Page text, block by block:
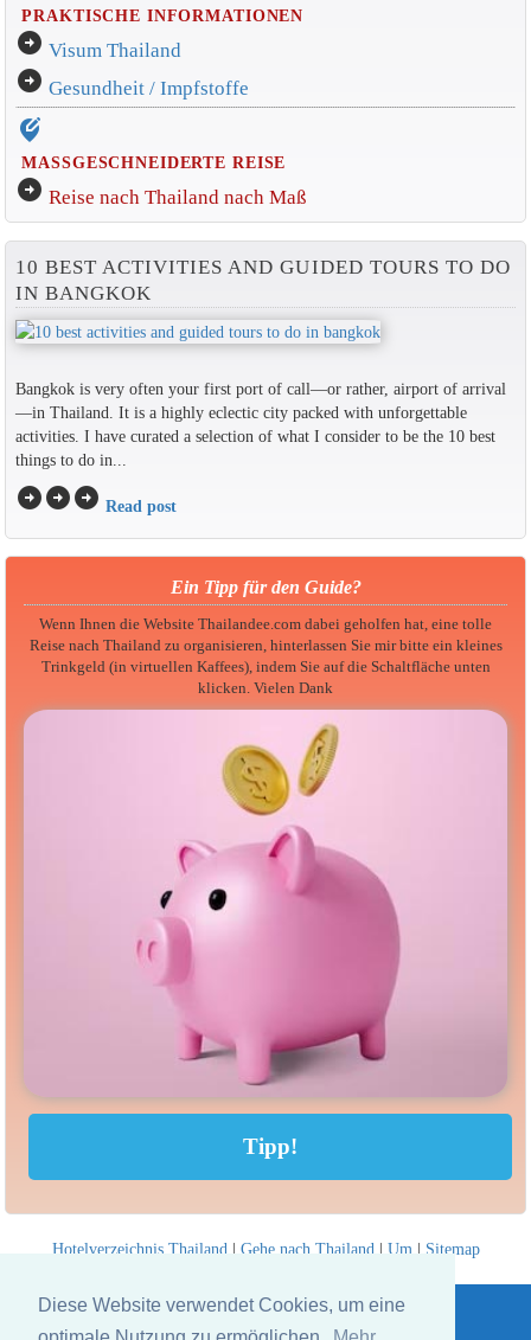
Diese Website verwendet Cookies, um eine
PRAKTISCHE INFORMATIONEN
arrow_circle_right Visum Thailand
arrow_circle_right Gesundheit / Impfstoffe
edit_location_alt
MASSGESCHNEIDERTE REISE
arrow_circle_right Reise nach Thailand nach Maß
10 BEST ACTIVITIES AND GUIDED TOURS TO DO
IN BANGKOK
Bangkok is very often your first port of call—or rather, airport of arrival
—in Thailand. It is a highly eclectic city packed with unforgettable
activities. I have curated a selection of what I consider to be the 10 best
things to do in...
arrow_circle_rightarrow_circle_rightarrow_circle_right Read post
Ein Tipp für den Guide?
Wenn Ihnen die Website Thailandee.com dabei geholfen hat, eine tolle
Reise nach Thailand zu organisieren, hinterlassen Sie mir bitte ein kleines
Trinkgeld (in virtuellen Kaffees), indem Sie auf die Schaltfläche unten
klicken. Vielen Dank
Hotelverzeichnis Thailand | Gehe nach Thailand | Um | Sitemap